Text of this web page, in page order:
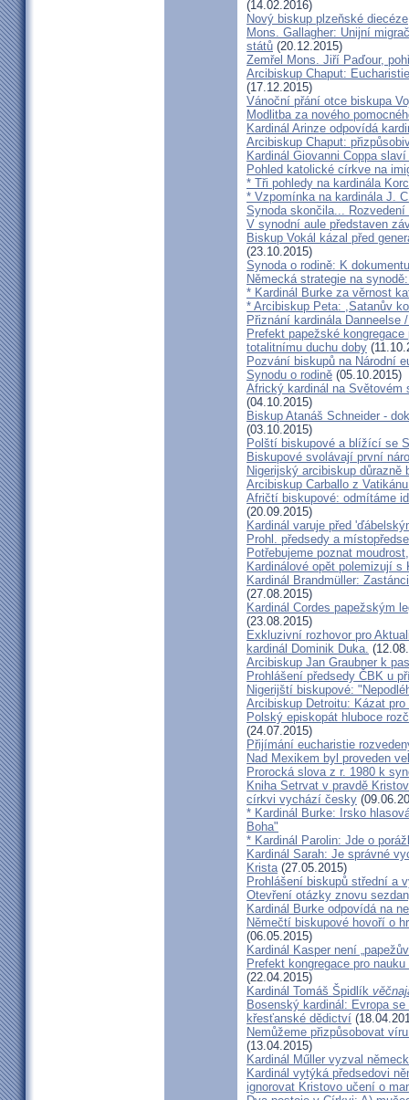
(14.02.2016)
Nový biskup plzeňské diecéze
Mons. Gallagher: Unijní
států (20.12.2015)
Zemřel Mons. Jiří Paďour,
Arcibiskup Chaput:
(17.12.2015)
Vánoční přání otce biskupa
Modlitba za nového
Kardinál Arinze odpovídá
Arcibiskup Chaput:
Kardinál Giovanni Coppa
Pohled katolické církve na
* Tři pohledy na kardinála
* Vzpomínka na kardinála J.
Synoda skončila...
V synodní aule představen
Biskup Vokál kázal před
(23.10.2015)
Synoda o rodině: K
Německá strategie na
* Kardinál Burke za věrnost
* Arcibiskup Peta: ,Satanův
Přiznání kardinála Danneelse
Prefekt papežské
totalitnímu duchu doby
Pozvání biskupů na Národní
Synodu o rodině (05.10.2015)
Africký kardinál na Světovém
(04.10.2015)
Biskup Atanáš Schneider -
(03.10.2015)
Polští biskupové a blížící se
Biskupové svolávají první
Nigerijský arcibiskup důrazně
Arcibiskup Carballo z
Afričtí biskupové: odmítáme
(20.09.2015)
Kardinál varuje před
Prohl. předsedy a
Potřebujeme poznat
Kardinálové opět polemizují
Kardinál Brandmüller:
(27.08.2015)
Kardinál Cordes papežským
(23.08.2015)
Exkluzivní rozhovor pro
kardinál Dominik Duka.
Arcibiskup Jan Graubner k
Prohlášení předsedy ČBK u
Nigerijští biskupové:
Arcibiskup Detroitu: Kázat
Polský episkopát hluboce
(24.07.2015)
Přijímání eucharistie
Nad Mexikem byl proveden
Prorocká slova z r. 1980 k
Kniha Setrvat v pravdě
církvi vychází česky
* Kardinál Burke: Irsko
Boha"
* Kardinál Parolin: Jde o
Kardinál Sarah: Je správné
Krista(27.05.2015)
Prohlášení biskupů střední a
Otevření otázky znovu
Kardinál Burke odpovídá na
Němečtí biskupové hovoří o
(06.05.2015)
Kardinál Kasper není
Prefekt kongregace pro
(22.04.2015)
Kardinál Tomáš Špidlík
Bosenský kardinál: Evropa
křesťanské dědictví
Nemůžeme přizpůsobovat
(13.04.2015)
Kardinál Műller vyzval
Kardinál vytýká předsedovi
ignorovat Kristovo učení o